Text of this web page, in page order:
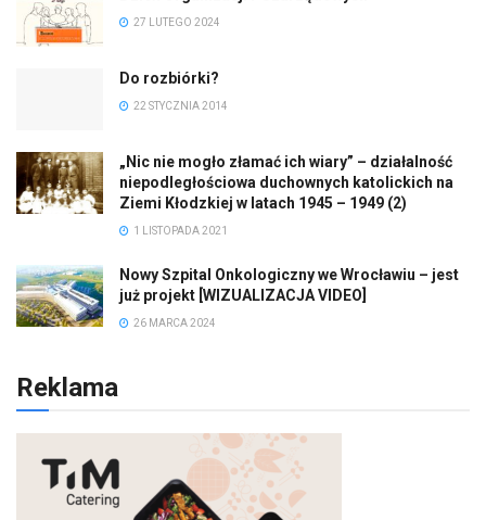
27 LUTEGO 2024
Do rozbiórki?
22 STYCZNIA 2014
„Nic nie mogło złamać ich wiary” – działalność
niepodległościowa duchownych katolickich na
Ziemi Kłodzkiej w latach 1945 – 1949 (2)
1 LISTOPADA 2021
Nowy Szpital Onkologiczny we Wrocławiu – jest
już projekt [WIZUALIZACJA VIDEO]
26 MARCA 2024
Reklama